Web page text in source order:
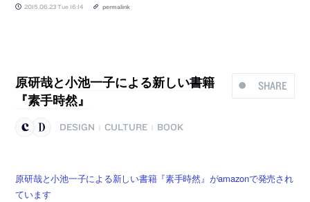
2015.06.23 Tue 16:14 permalink
SHARE
原研哉と小池一子による新しい書籍
『素手時然』
DESIGN CULTURE BOOK
原研哉と小池一子による新しい書籍『素手時然』がamazonで発売され
ています